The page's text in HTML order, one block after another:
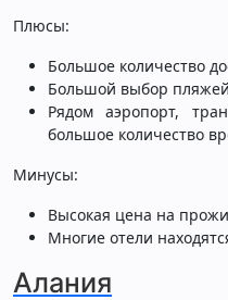
Плюсы:
Большое количество
Большой выбор
Рядом аэропорт,
большое количество
Минусы:
Высокая цена на
Многие отели
Алания